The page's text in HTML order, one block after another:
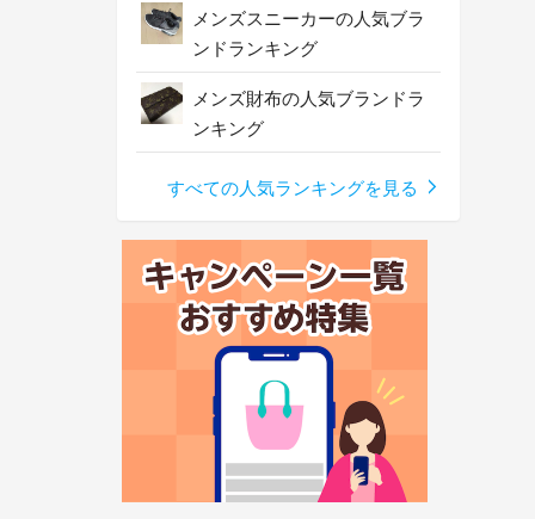
メンズスニーカーの人気ブラ
ンドランキング
メンズ財布の人気ブランドラ
ンキング
すべての人気ランキングを見る